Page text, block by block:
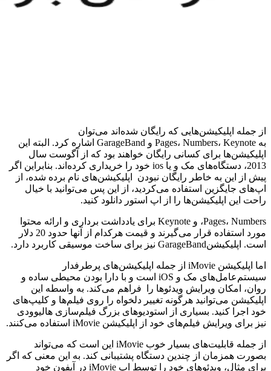
از جمله اپلیکیشن‌هایی که رایگان شده‌اند می‌توان
به Pages، Numbers، Keynote و GarageBand اشاره کرد. البته این
اپلیکیشن‌ها برای کسانی رایگان خواهند بود که از آگوست سال
2013، دستگاه‌های مک و یا ios خود را خریداری کرده‌اند. بنابراین اگر
پیش از این به خاطر رایگان نبودن اپلیکیشن‌های نام برده شده، از
اپ‌های جایگزین استفاده می‌کردید، از این پس می‌توانید با خیال
راحت این اپلیکیشن‌ها را از اپ استور دانلود کنید.
Pages، Numbers، و Keynote برای یادداشت برداری و ارائه محتوا
مورد استفاده قرار می‌گیرند و قیمت هرکدام از آنها حدود 20 دلار
است. اپلیکیشنGarageBand نیز برای ساخت موسیقی کاربرد دارد.
اما اپلیکیشن iMovie از جمله اپلیکیشن‌های پرطرفدار
سیستم‌عامل‌های مک و iOS است و با دارا بودن محیطی ساده و
روان، امکان ویرایش ویدئوها را فراهم می‌کند. به واسطه این
اپلیکیشن می‌توانید هرگونه تغییر دلخواه را روی فیلم‌ها و کلیپ‌های
خود اجرا کنید. بسیاری از استودیوهای بزرگ فیلم‌سازی هالیوودی
نیز برای ویرایش فیلم‌های خود از اپلیکیشن iMovie استفاده می‌کنند.
از جمله قابلیت‌های بسیار خوب iMovie این است که می‌تواند
بصورت همزمان از چندین دستگاه پشتیبانی کند. به این معنی که اگر
برای مثال، ویدئوهای خود را توسط اپ iMovie در آیفون خود